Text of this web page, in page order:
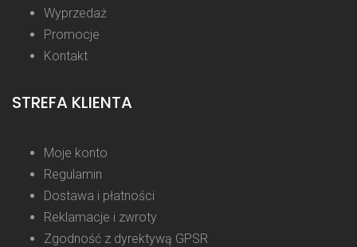
Wyprzedaż
Promocje
Kontakt
STREFA KLIENTA
Moje konto
Regulamin
Dostawa i płatności
Reklamacje i zwroty
Zgodność z dyrektywą GPSR